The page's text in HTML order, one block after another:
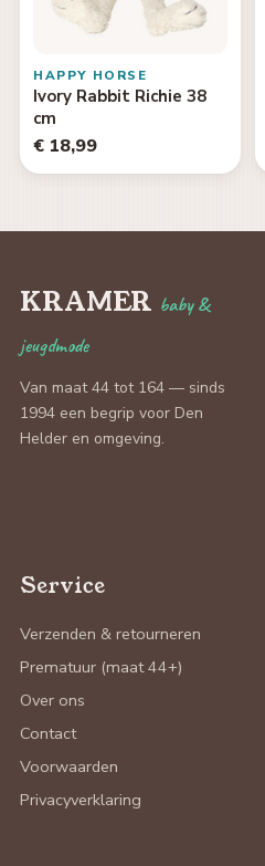
HAPPY HORSE
Ivory Rabbit Richie 38
cm
€ 18,99
KRAMER baby &
jeugdmode
Van maat 44 tot 164 — sinds
1994 een begrip voor Den
Helder en omgeving.
Service
Verzenden & retourneren
Prematuur (maat 44+)
Over ons
Contact
Voorwaarden
Privacyverklaring